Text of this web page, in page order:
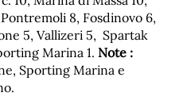
8, Fosdinovo 6,
5, Vallizeri 5, Spartak
Marina 1. Note :
Sporting Marina e